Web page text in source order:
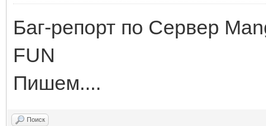
Баг-репорт по Сервер
FUN
Пишем....
Поиск